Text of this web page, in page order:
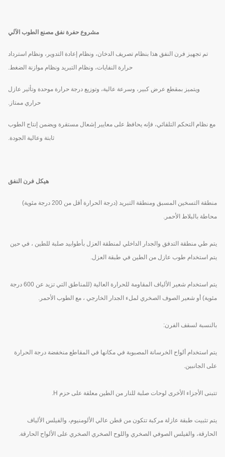
مشروع حفرة نفق مصنع الطوب الآلي
تم تجهيز فرن النفق هذا بنظام تصريف الدخان، ونظام إعادة التدوير، ونظام استرداد
حرارة النفايات، ونظام التبريد ونظام موازنة الضغط.
ويتميز بمقطع عرض كبير، وسرعة عالية، وتوزيع درجة حرارة موحدة وتأثير عازل
حراري ممتاز.
مع نظام التحكم التلقائي، فإنه يحافظ على معايير إشعال مستقرة ويضمن إنتاج الطوب
ثابتة وعالية الجودة.
هيكل فرن النفق
منطقة التسخين المسبق ومنطقة التبريد (درجة الحرارة أقل من 200 درجة مئوية)
محاطة بالبلاط الأحمر.
يتم طي منطقة التدفق والجدار الداخلي لمنطقة العزل بأطوابيد صلبة للطين ، في حين
يتم استخدام طوب عازل من الطين في طبقة العزل.
يتم استخدام شعير الألياف المقاومة للحرارة العالية (للمناطق التي تزيد عن 600 درجة
مئوية) أو شعير الصوف الصخري لملء الجدار الخارجي ، مع الطوب الأحمر.
بالنسبة لسقف الفرن:
يتم استخدام ألواح الخرسانة المصبوبة في مكانها في المقاطع منخفضة درجة الحرارة
على الجانبين.
تتبنى الأجزاء الأخرى لوحات صلبة للنار من الطين معلقة على حزم H.
يتم تثبيت طبقة عازلة مركبة تتكون من قطن عالي الألومنيوم، والفيلس الألياف
الحارقة، والفيلس الصوفي الصخري واللوح الصخري الصخري على الألواح الحارقة.